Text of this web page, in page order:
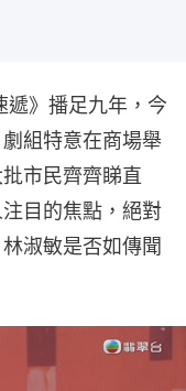
遞》播足九年，今
組特意在商場舉
市民齊齊睇直
目的焦點，絕對
淑敏是否如傳聞